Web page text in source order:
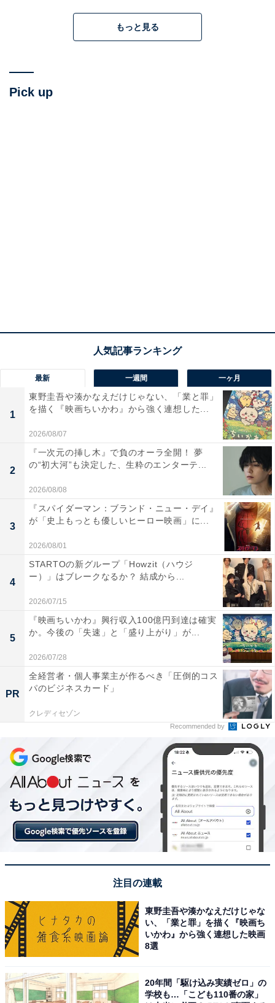
てリーダーとしての資質を問われるといった「欠点」を
らいおんくん役のTravis Japan・松田元太を筆頭とした
ボイスキャストも完璧にハマっていますし、劇中では
「アイドル」でもあるたべっ子どうぶつのみんなをもっ
と大好きになれるでしょう。「バディもの」の要素は
『ミッドナイト・ラン』、ダメダメなチームの奮闘は
『ポリスアカデミー』からの影響もある
ので、大人の映
画ファンにも大推薦します。
2：『無名の人生』5月16日公開
作画監督・美術監督・撮影監督・色彩設計・キャラクタ
ーデザイン・音楽・編集までもを兼任し、1年半かけて
もっと見る
Pick up
最新 一週間 一ヶ月
1
東野圭吾や湊かなえだけじゃない、「業と罪」
を描く『映画ちいかわ』から強く連想した...
2026/08/07
2
『一次元の挿し木』で負のオーラ全開！ 夢
の“初大河”も決定した、生粋のエンターテ...
2026/08/08
3
『スパイダーマン：ブランド・ニュー・デイ』
が「史上もっとも優しいヒーロー映画」に...
2026/08/01
4
STARTOの新グループ「Howzit（ハウジ
ー）」はブレークなるか？ 結成から...
2026/07/15
5
『映画ちいかわ』興行収入100億円到達は確実
か。今後の「失速」と「盛り上がり」が...
2026/07/28
PR
全経営者・個人事業主が作るべき「圧倒的コス
パのビジネスカード」
クレディセゾン
Recommended by
注目の連載
東野圭吾や湊かなえだけじゃな
い、「業と罪」を描く『映画ち
いかわ』から強く連想した映画
8選
20年間「駆け込み実績ゼロ」の
学校も…「こども110番の家」